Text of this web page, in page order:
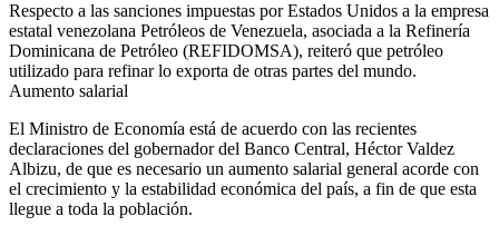
Respecto a las sanciones impuestas por Estados Unidos a la empresa
estatal venezolana Petróleos de Venezuela, asociada a la Refinería
Dominicana de Petróleo (REFIDOMSA), reiteró que petróleo
utilizado para refinar lo exporta de otras partes del mundo.
Aumento salarial
El Ministro de Economía está de acuerdo con las recientes
declaraciones del gobernador del Banco Central, Héctor Valdez
Albizu, de que es necesario un aumento salarial general acorde con
el crecimiento y la estabilidad económica del país, a fin de que esta
llegue a toda la población.